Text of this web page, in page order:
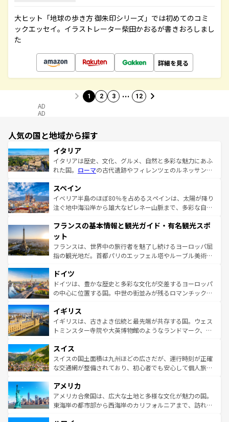
大ヒット「地球の歩き方 御朱印シリーズ」では初めてのコミ
ックエッセイ。イラストレーター柴田かおるが書きおろしまし
た
詳細を見る
1 2 3 … 12
AD
AD
人気の国と地域から探す
イタリア
イタリアは歴史、文化、グルメ、自然と多彩な魅力にあふ
れた国。 ローマの古代遺跡やフィレンツェのルネッサンス
ろん、トスカーナの美しい田園風景やアマルフィ海岸の絶
景など、自然景観も見逃せない。観光の合間には、本場の
ピザやパスタなど、絶品のイタリア料理を堪能することも
ませてくれるイタリアで、忘れられない旅をしてみよう！
なお、新着のイタリア情報は
しい。
スペイン
イベリア半島のほぼ80％を占めるスペインは、太陽が降り
注ぐ地中海沿岸から雄大なピレネー山脈まで、多彩な自然
文化が根付くこの国では、情熱的なフラメンコ、熱気あふ
れる闘牛、そして美味しいタパスが生活の一部となってい
る。首都マドリードの洗練された雰囲気や、バルセロナの
アートに溢れた街角から、地方では古代ローマ遺跡や中世
せる。地方によって風土や気候が異なるスペインはその個
性で訪れる人を魅了する。 なお、新着のスペイン情報は コ
ンテンツ一覧を参照してほしい。
フランスの基本情報と観光ガイド・有名観光スポ
ット
フランスは、世界中の旅行者を魅了し続けるヨーロッパ屈
指の観光地だ。首都パリのエッフェル塔やルーブル美術館
で、幅広い魅力が詰まっている。華麗な宮殿、歴史的な大
聖堂、美しいビーチ、そして豊かな自然が、訪れる者を心
から魅了する。また、フランスは美食の国としても知ら
いる。シャンパンの発祥地であるランス、プロヴァンスの
香り高いラベンダー畑など、多彩な楽しみ方が可能だ。さ
らに、パリ以外の地域にも魅力が溢れており、どの街角に
れる地方に足を運ぶとそれぞれで全く異なる文化を体験で
きるだろう。 なお、新着のフランス情報はコンテンツ一覧
を参照してほしい。
ドイツ
ドイツは、豊かな歴史と多彩な文化が交差するヨーロッパ
の中心に位置する国。中世の街並みが残るロマンチック街
顔を持つこの国は、どこを歩いても飽きることがない。ベ
ルリンの文化的活気、バイエルン州のアルプスの絶景、そ
してライン川沿いのワイン畑といった風景は必見。ビール
は、お酒好きな人にはぜひ体験してほしい。 なお、新着の
ドイツ情報はコンテンツ一覧を参照してほしい。
イギリス
イギリスは、古きよき伝統と最先端が共存する国。ウェス
トミンスター寺院や大英博物館のようなランドマーク、歴
リアごとに異なる魅力がある。また、優雅なアフタヌーン
ティー、ビール好きにはたまらない英国パブ、サッカー観
戦など、本場だからこそできる体験も豊富。イギリスを旅
ンツ一覧を参照してほしい。
スイス
スイスの国土面積は九州ほどの広さだが、運行時刻が正確
な交通網が整備されており、初心者でも安心して個人旅行
の建物がそのまま残る町や、スイスならではのユニークな
博物館もあり、アルプス観光だけでなく町歩きも満喫する
ことができる。国民の所得が高いため物価も高いが、旅行
アメリカ
アメリカ合衆国は、広大な土地と多様な文化が魅力の国。
東海岸の都市部から西海岸のカリフォルニアまで、訪れる